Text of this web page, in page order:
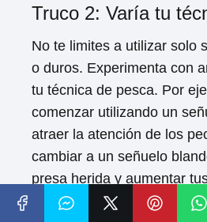
Truco 2: Varía tu
No te limites a utilizar solo
o duros. Experimenta con
tu técnica de pesca. Por
comenzar utilizando un
atraer la atención de los
cambiar a un señuelo
presa herida y aumentar
captura.